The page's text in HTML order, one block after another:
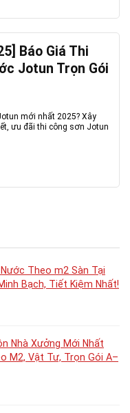
Báo Giá Thi
Jotun Trọn Gói
mới nhất 2025? Xây
ưu đãi thi công sơn Jotun
Theo m2 Sàn Tại
Bạch, Tiết Kiệm Nhất!
Nhà Xưởng Mới Nhất
M2, Vật Tư, Trọn Gói A–